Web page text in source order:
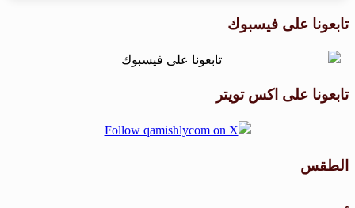
تابعونا على فيسبوك
تابعونا على اكس تويتر
الطقس